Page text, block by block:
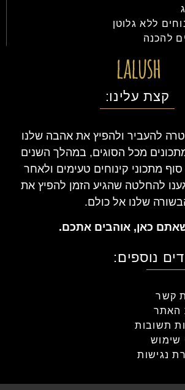
ללא גלוטן
להכנה
קצת עלינו:
להעביר ולהפיץ את אהבה שלנו
מכל הסוגים, במהלך השנים
סוף מתכוני קינוחים טעימים ולאחר
להחלטה שהגיע הזמן להפיץ את
שלנו אל כולם.
כאן, אוהבים אתכם.
נוספים:
קשר
האתר
תשובות
שימוש
נגישות